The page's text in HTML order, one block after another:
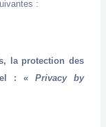
:
la protection des
: « Privacy by